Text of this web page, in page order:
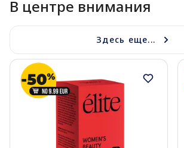
В центре внимания
Здесь еще...